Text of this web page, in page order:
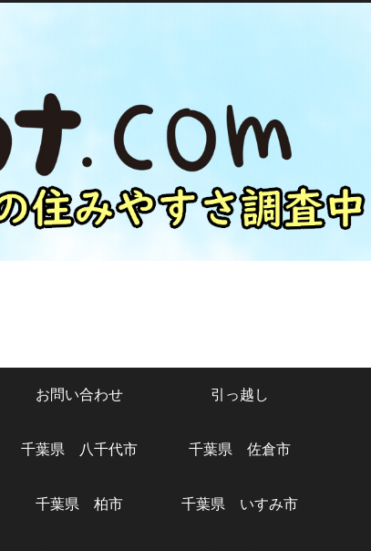
お問い合わせ 引っ越し
千葉県 八千代市 千葉県 佐倉市
千葉県 柏市 千葉県 いすみ市